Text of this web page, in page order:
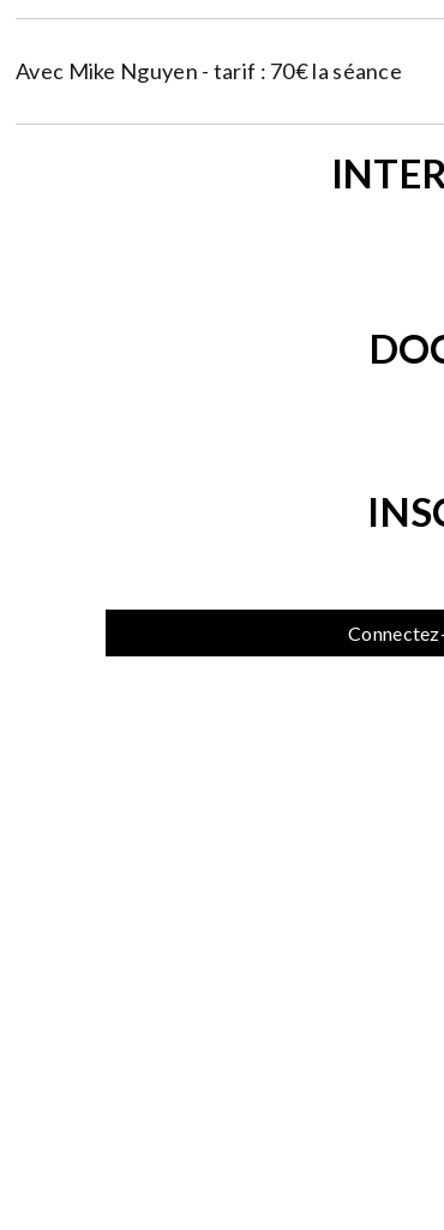
Avec Mike Nguyen - tarif : 70€ la séance